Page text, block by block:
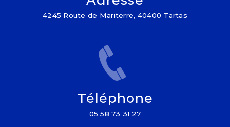
4245 Route de Mariterre, 40400 Tartas
Téléphone
05 58 73 31 27